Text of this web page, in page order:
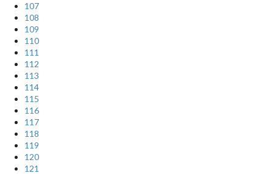
107
108
109
110
111
112
113
114
115
116
117
118
119
120
121